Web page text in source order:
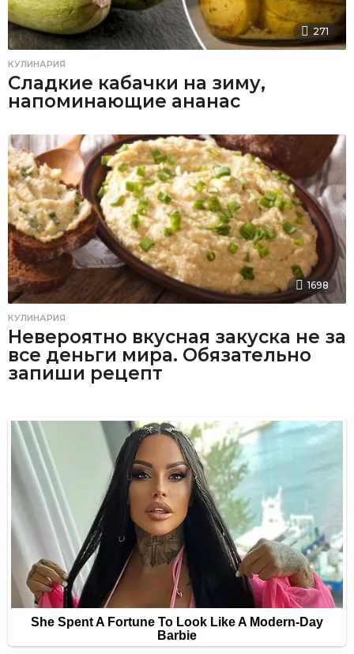
271
КУЛИНАРИЯ
Сладкие кабачки на зиму,
напоминающие ананас
1698
КУЛИНАРИЯ
Невероятно вкусная закуска не за
все деньги мира. Обязательно
запиши рецепт